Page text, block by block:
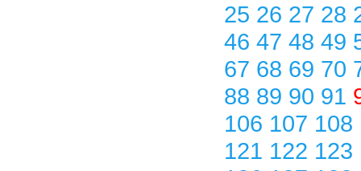
25 26 27 28
46 47 48 49
67 68 69 70
88 89 90 91
106 107 108
121 122 123